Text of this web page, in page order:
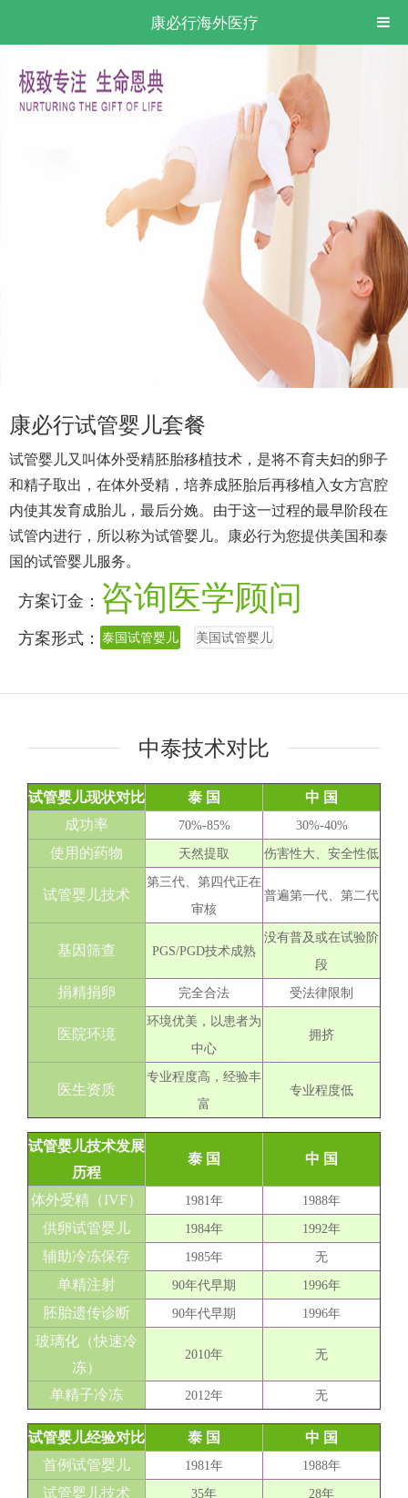
康必行海外医疗
康必行试管婴儿套餐
试管婴儿又叫体外受精胚胎移植技术，是将不育夫妇的卵子
和精子取出，在体外受精，培养成胚胎后再移植入女方宫腔
内使其发育成胎儿，最后分娩。由于这一过程的最早阶段在
试管内进行，所以称为试管婴儿。康必行为您提供美国和泰
国的试管婴儿服务。
方案订金： 咨询医学顾问
方案形式： 泰国试管婴儿 美国试管婴儿
中泰技术对比
试管婴儿现状对比 泰 国
中 国
成功率
70%-85% 30%-40%
使用的药物 天然提取 伤害性大、安全性低
试管婴儿技术
第三代、第四代正在
审核
普遍第一代、第二代
基因筛查 PGS/PGD技术成熟
没有普及或在试验阶
段
捐精捐卵 完全合法 受法律限制
医院环境
环境优美，以患者为
中心
拥挤
医生资质
专业程度高，经验丰
富
专业程度低
试管婴儿技术发展
历程
泰 国 中 国
体外受精（IVF） 1981年 1988年
供卵试管婴儿 1984年 1992年
辅助冷冻保存 1985年 无
单精注射 90年代早期 1996年
胚胎遗传诊断 90年代早期 1996年
玻璃化（快速冷
冻）
2010年 无
单精子冷冻 2012年 无
试管婴儿经验对比 泰 国
中 国
首例试管婴儿
1981年 1988年
试管婴儿技术 35年 28年